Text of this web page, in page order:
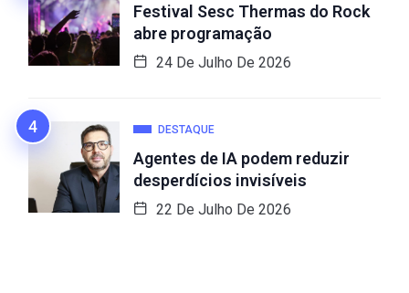
Festival Sesc Thermas do Rock
abre programação
24 De Julho De 2026
DESTAQUE
Agentes de IA podem reduzir
desperdícios invisíveis
22 De Julho De 2026